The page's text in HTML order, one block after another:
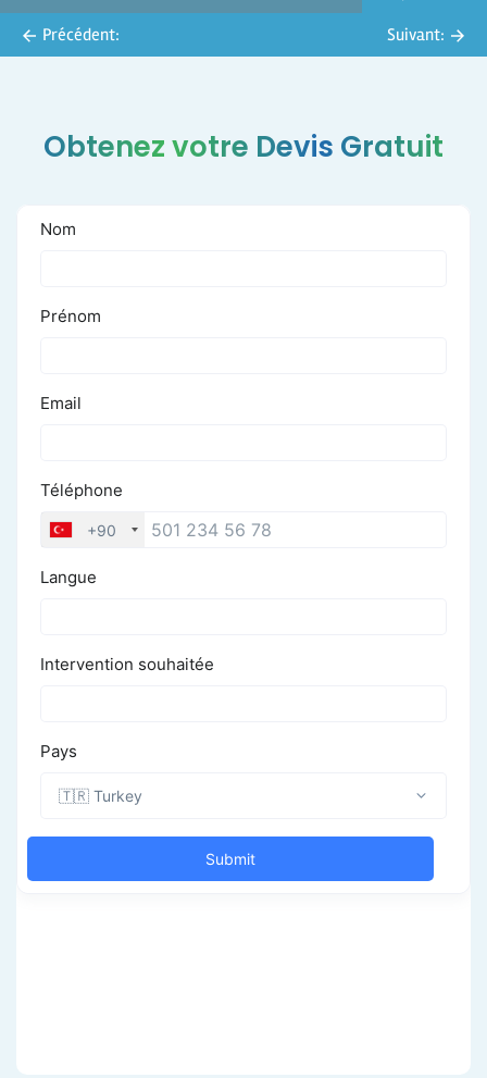
Précédent: Suivant:
Obtenez votre Devis Gratuit